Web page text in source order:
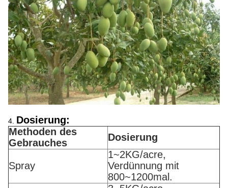
4. Dosierung:
Methoden des
Gebrauches
Dosierung
Spray
1~2KG/acre,
Verdünnung mit
800~1200mal.